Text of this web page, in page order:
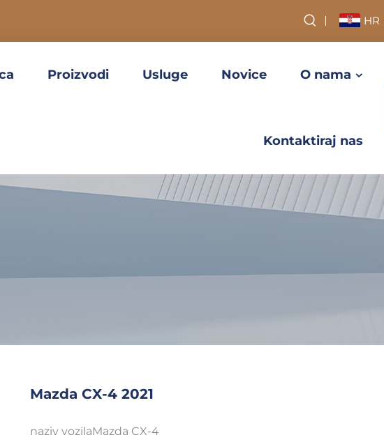
HR
Proizvodi Usluge Novice O nama
Kontaktiraj nas
Mazda CX-4 2021
naziv vozilaMazda CX-4